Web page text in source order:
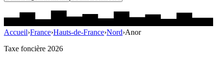
Accueil›France›Hauts-de-France›Nord›Anor
Taxe foncière 2026